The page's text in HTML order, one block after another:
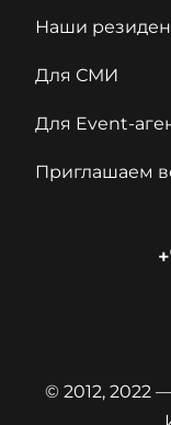
Наши
Для СМИ
Для Event-
Приглашаем
© 2012, 2022